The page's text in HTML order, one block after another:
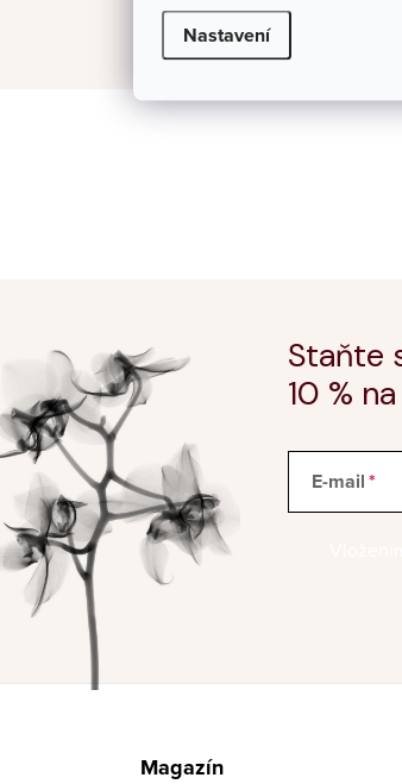
Nastavení
Staňte
10 %
E-mail
Magazín